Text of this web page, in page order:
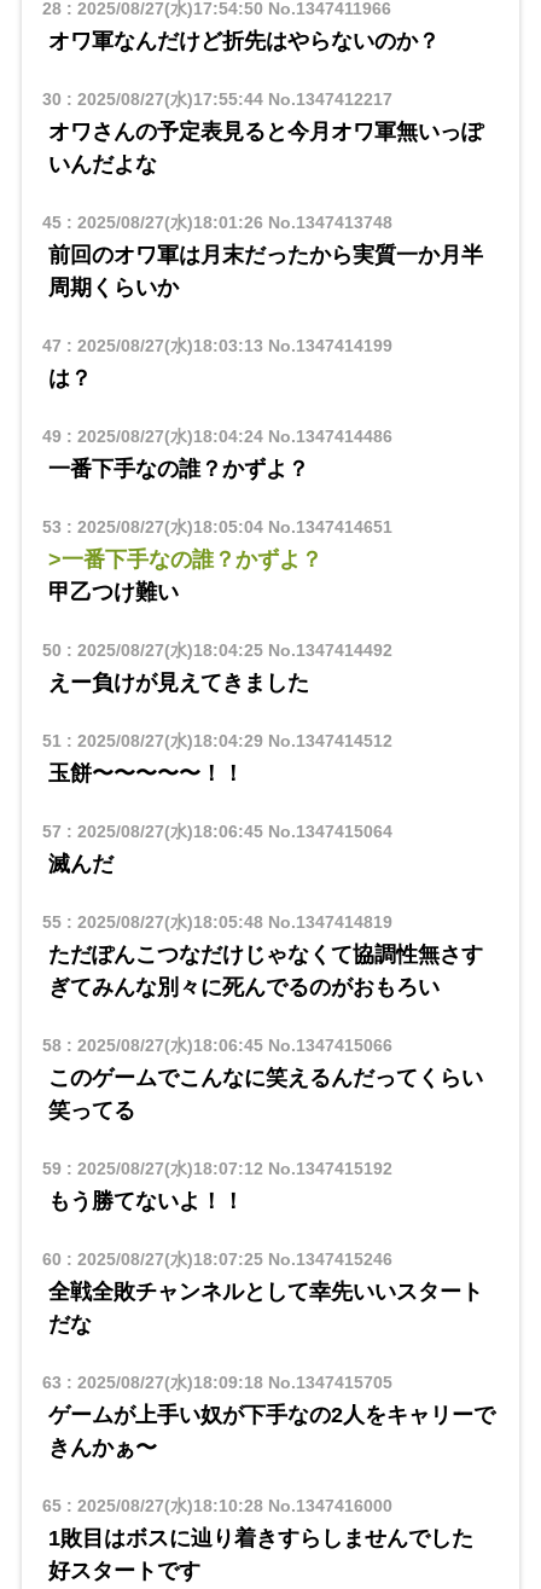
28: 2025/08/27(水)17:54:50 No.1347411966
オワ軍なんだけど折先はやらないのか？
30 : 2025/08/27(水)17:55:44No.1347412217
オワさんの予定表見ると今月オワ軍無いっぽ
いんだよな
45: 2025/08/27(水)18:01:26 No.1347413748
前回のオワ軍は月末だったから実質一か月半
周期くらいか
47 : 2025/08/27(水)18:03:13 No.1347414199
は？
49: 2025/08/27(水)18:04:24No.1347414486
一番下手なの誰？かずよ？
53 : 2025/08/27(水)18:05:04No.1347414651
>一番下手なの誰？かずよ？
甲乙つけ難い
50 : 2025/08/27(水)18:04:25No.1347414492
えー負けが見えてきました
51 : 2025/08/27(水)18:04:29No.1347414512
玉餅〜〜〜〜〜！！
57 : 2025/08/27(水)18:06:45No.1347415064
滅んだ
55: 2025/08/27(水)18:05:48No.1347414819
ただぽんこつなだけじゃなくて協調性無さす
ぎてみんな別々に死んでるのがおもろい
58: 2025/08/27(水)18:06:45No.1347415066
このゲームでこんなに笑えるんだってくらい
笑ってる
59: 2025/08/27(水)18:07:12 No.1347415192
もう勝てないよ！！
60 : 2025/08/27(水)18:07:25No.1347415246
全戦全敗チャンネルとして幸先いいスタート
だな
63 : 2025/08/27(水)18:09:18No.1347415705
ゲームが上手い奴が下手なの2人をキャリーで
きんかぁ〜
65: 2025/08/27(水)18:10:28No.1347416000
1敗目はボスに辿り着きすらしませんでした
好スタートです